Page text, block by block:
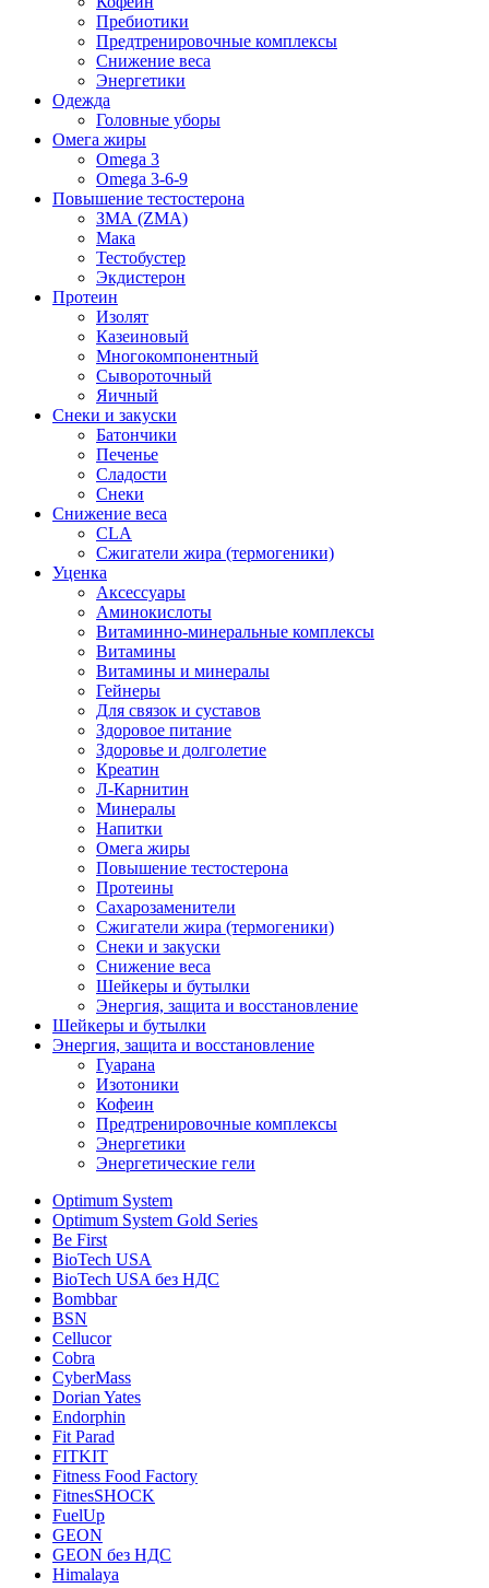
Пребиотики
Предтренировочные комплексы
Снижение веса
Энергетики
Одежда
Головные уборы
Омега жиры
Omega 3
Omega 3-6-9
Повышение тестостерона
ЗМА (ZMA)
Мака
Тестобустер
Экдистерон
Протеин
Изолят
Казеиновый
Многокомпонентный
Сывороточный
Яичный
Снеки и закуски
Батончики
Печенье
Сладости
Снеки
Снижение веса
CLA
Сжигатели жира (термогеники)
Уценка
Аксессуары
Аминокислоты
Витаминно-минеральные комплексы
Витамины
Витамины и минералы
Гейнеры
Для связок и суставов
Здоровое питание
Здоровье и долголетие
Креатин
Л-Карнитин
Минералы
Напитки
Омега жиры
Повышение тестостерона
Протеины
Сахарозаменители
Сжигатели жира (термогеники)
Снеки и закуски
Снижение веса
Шейкеры и бутылки
Энергия, защита и восстановление
Шейкеры и бутылки
Энергия, защита и восстановление
Гуарана
Изотоники
Кофеин
Предтренировочные комплексы
Энергетики
Энергетические гели
Optimum System
Optimum System Gold Series
Be First
BioTech USA
BioTech USA без НДС
Bombbar
BSN
Cellucor
Cobra
CyberMass
Dorian Yates
Endorphin
Fit Parad
FITKIT
Fitness Food Factory
FitnesSHOCK
FuelUp
GEON
GEON без НДС
Himalaya